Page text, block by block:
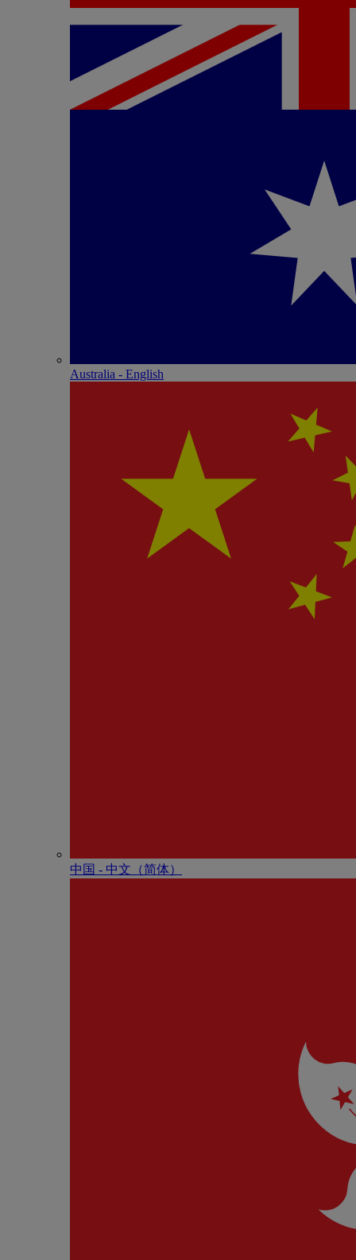
Australia - English
中国 - 中⽂（简体）